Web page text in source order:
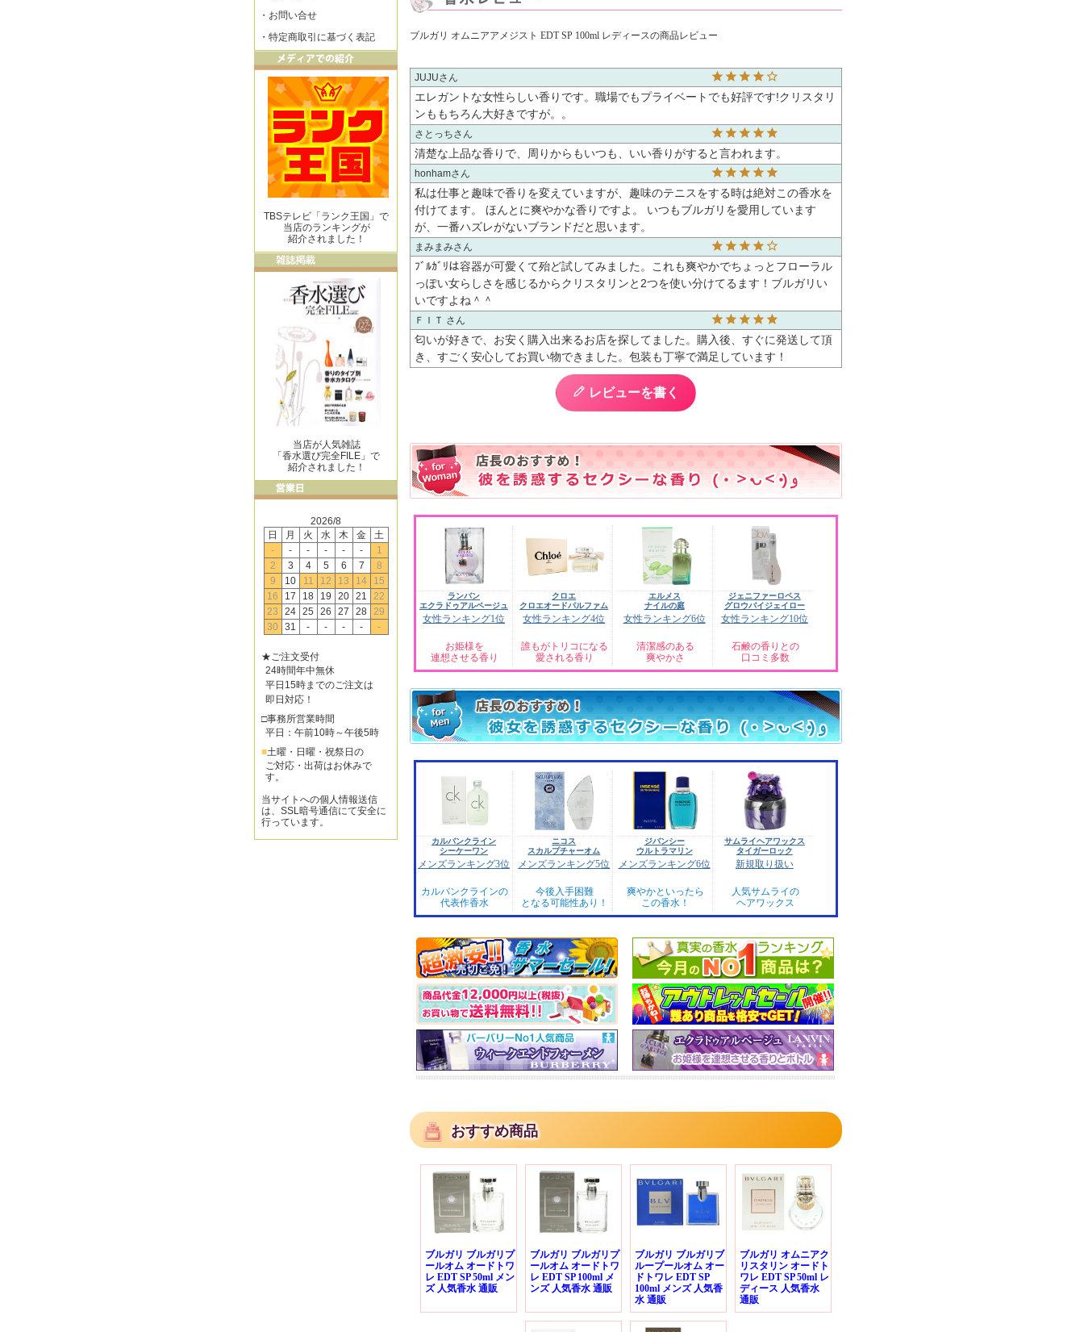
ブルガリ オムニアアメジスト EDT SP 100ml レディースの商品レビュー
JUJU
エレガントな女性らしい香りです。職場でもプライベートでも好評です!クリスタリ
ンももちろん大好きですが。。
さとっち
清楚な上品な香りで、周りからもいつも、いい香りがすると言われます。
honham
私は仕事と趣味で香りを変えていますが、趣味のテニスをする時は絶対この香水を
付けてます。 ほんとに爽やかな香りですよ。 いつもブルガリを愛用しています
が、一番ハズレがないブランドだと思います。
まみまみ
ﾌﾞﾙｶﾞﾘは容器が可愛くて殆ど試してみました。これも爽やかでちょっとフローラル
っぽい女らしさを感じるからクリスタリンと2つを使い分けてるます！ブルガリい
いですよね＾＾
ＦＩＴ
匂いが好きで、お安く購入出来るお店を探してました。購入後、すぐに発送して頂
き、すごく安心してお買い物できました。包装も丁寧で満足しています！
レビューを書く
ランバン
エクラドゥアルページュ
女性ランキング1位
お姫様を
連想させる香り
クロエ
クロエオードパルファム
女性ランキング4位
誰もがトリコになる
愛される香り
エルメス
ナイルの庭
女性ランキング6位
清潔感のある
爽やかさ
ジェニファーロペス
グロウバイジェイロー
女性ランキング10位
石鹸の香りとの
口コミ多数
カルバンクライン
シーケーワン
メンズランキング3位
カルバンクラインの
代表作香水
ニコス
スカルプチャーオム
メンズランキング5位
今後入手困難
となる可能性あり！
ジバンシー
ウルトラマリン
メンズランキング6位
爽やかといったら
この香水！
サムライヘアワックス
タイガーロック
新規取り扱い
人気サムライの
ヘアワックス
おすすめ商品
ブルガリ ブルガリプ
ールオム オードトワ
レ EDT SP 50ml メン
ズ 人気香水 通販
ブルガリ ブルガリプ
ールオム オードトワ
レ EDT SP 100ml メ
ンズ 人気香水 通販
ブルガリ ブルガリブ
ループールオム オー
ドトワレ EDT SP
100ml メンズ 人気香
水 通販
ブルガリ オムニアク
リスタリン オードト
ワレ EDT SP 50ml レ
ディース 人気香水
通販
・ お問い合せ
・ 特定商取引に基づく表記
TBSテレビ「ランク王国」で
当店のランキングが
紹介されました！
当店が人気雑誌
「香水選び完全FILE」で
紹介されました！
2026/8
日
月 火 水 木 金
土
-
- - - - -
1
2
3 4 5 6 7
8
9
10 11 12 13 14
15
16
17 18 19 20 21
22
23
24 25 26 27 28 29
30
31 - - - - -
★ご注文受付
24時間年中無休
平日15時までのご注文は
即日対応！
□事務所営業時間
平日：午前10時～午後5時
■土曜・日曜・祝祭日の
ご対応・出荷はお休みで
す。
当サイトへの個人情報送信
は、SSL暗号通信にて安全に
行っています。